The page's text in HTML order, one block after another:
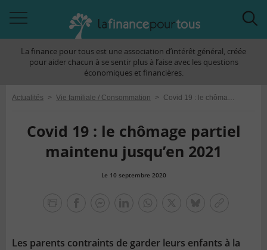
àLa finance pour tous est une association d’intérêt général, créée
pour aider chacun à se sentir plus à l’aise avec les questions
économiques et financières.
Actualités > Vie familiale / Consommation > Covid 19 : le chômage partiel maintenu jusqu’en 2021
Covid 19 : le chômage partiel
maintenu jusqu’en 2021
Le 10 septembre 2020
Les parents contraints de garder leurs enfants à la